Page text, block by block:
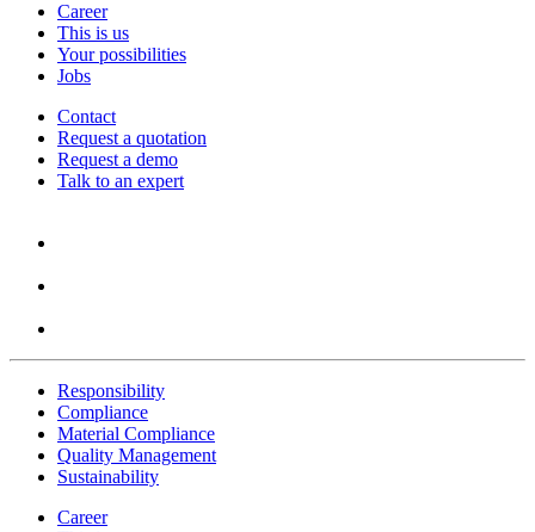
Career
This is us
Your possibilities
Jobs
Contact
Request a quotation
Request a demo
Talk to an expert
Responsibility
Compliance
Material Compliance
Quality Management
Sustainability
Career